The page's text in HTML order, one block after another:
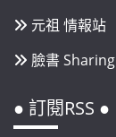
元祖 情報站
臉書
● 訂閱RSS ●